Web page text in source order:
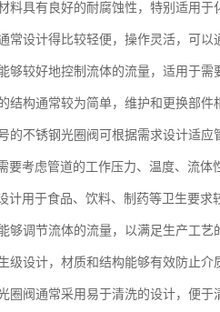
具有良好的耐腐蚀性，特别适用于
设计得比较轻便，操作灵活，可以
较好地控制流体的流量，适用于需
构通常较为简单，维护和更换部件
不锈钢光圈阀可根据需求设计适应
要考虑管道的工作压力、温度、流
计用于食品、饮料、制药等卫生要求
调节流体的流量，以满足生产工艺
设计，材质和结构能够有效防止介
阀通常采用易于清洗的设计，便于